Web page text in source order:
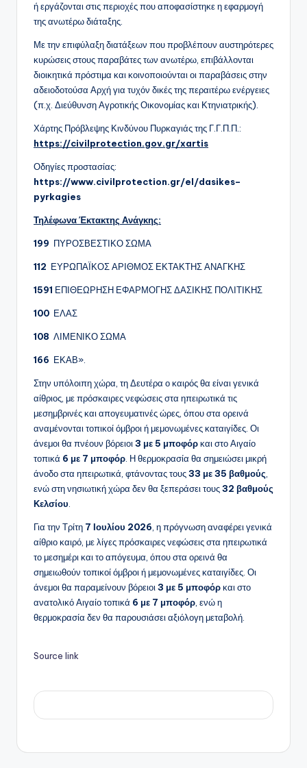
ή εργάζονται στις περιοχές που αποφασίστηκε η εφαρμογή
της ανωτέρω διάταξης.
Με την επιφύλαξη διατάξεων που προβλέπουν αυστηρότερες
κυρώσεις στους παραβάτες των ανωτέρω, επιβάλλονται
διοικητικά πρόστιμα και κοινοποιούνται οι παραβάσεις στην
αδειοδοτούσα Αρχή για τυχόν δικές της περαιτέρω ενέργειες
(π.χ. Διεύθυνση Αγροτικής Οικονομίας και Κτηνιατρικής).
Χάρτης Πρόβλεψης Κινδύνου Πυρκαγιάς της Γ.Γ.Π.Π.:
https://civilprotection.gov.gr/xartis
Οδηγίες προστασίας:
https://www.civilprotection.gr/el/dasikes–
pyrkagies
Τηλέφωνα Έκτακτης Ανάγκης:
199 ΠΥΡΟΣΒΕΣΤΙΚΟ ΣΩΜΑ
112 ΕΥΡΩΠΑΪΚΟΣ ΑΡΙΘΜΟΣ ΕΚΤΑΚΤΗΣ ΑΝΑΓΚΗΣ
1591 ΕΠΙΘΕΩΡΗΣΗ ΕΦΑΡΜΟΓΗΣ ΔΑΣΙΚΗΣ ΠΟΛΙΤΙΚΗΣ
100 ΕΛΑΣ
108 ΛΙΜΕΝΙΚΟ ΣΩΜΑ
166 ΕΚΑΒ».
Στην υπόλοιπη χώρα, τη Δευτέρα ο καιρός θα είναι γενικά
αίθριος, με πρόσκαιρες νεφώσεις στα ηπειρωτικά τις
μεσημβρινές και απογευματινές ώρες, όπου στα ορεινά
αναμένονται τοπικοί όμβροι ή μεμονωμένες καταιγίδες. Οι
άνεμοι θα πνέουν βόρειοι 3 με 5 μποφόρκαι στο Αιγαίο
τοπικά 6 με 7 μποφόρ . Η θερμοκρασία θα σημειώσει μικρή
άνοδο στα ηπειρωτικά, φτάνοντας τους33 με 35 βαθμούς
ενώ στη νησιωτική χώρα δεν θα ξεπεράσει τους32 βαθμούς
Κελσίου
Για την Τρίτη 7 Ιουλίου 2026 , η πρόγνωση αναφέρει γενικά
αίθριο καιρό, με λίγες πρόσκαιρες νεφώσεις στα ηπειρωτικά
το μεσημέρι και το απόγευμα, όπου στα ορεινά θα
σημειωθούν τοπικοί όμβροι ή μεμονωμένες καταιγίδες. Οι
άνεμοι θα παραμείνουν βόρειοι 3 με 5 μποφόρκαι στο
ανατολικό Αιγαίο τοπικά 6 με 7 μποφόρ , ενώ η
θερμοκρασία δεν θα παρουσιάσει αξιόλογη μεταβολή.
Source link